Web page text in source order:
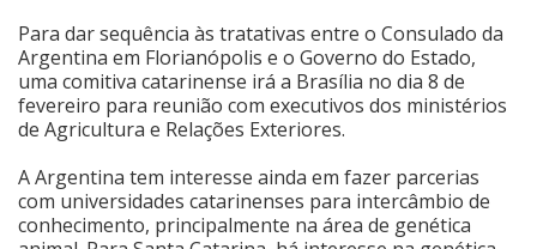
Para dar sequência às tratativas entre o Consulado da
Argentina em Florianópolis e o Governo do Estado,
uma comitiva catarinense irá a Brasília no dia 8 de
fevereiro para reunião com executivos dos ministérios
de Agricultura e Relações Exteriores.
A Argentina tem interesse ainda em fazer parcerias
com universidades catarinenses para intercâmbio de
conhecimento, principalmente na área de genética